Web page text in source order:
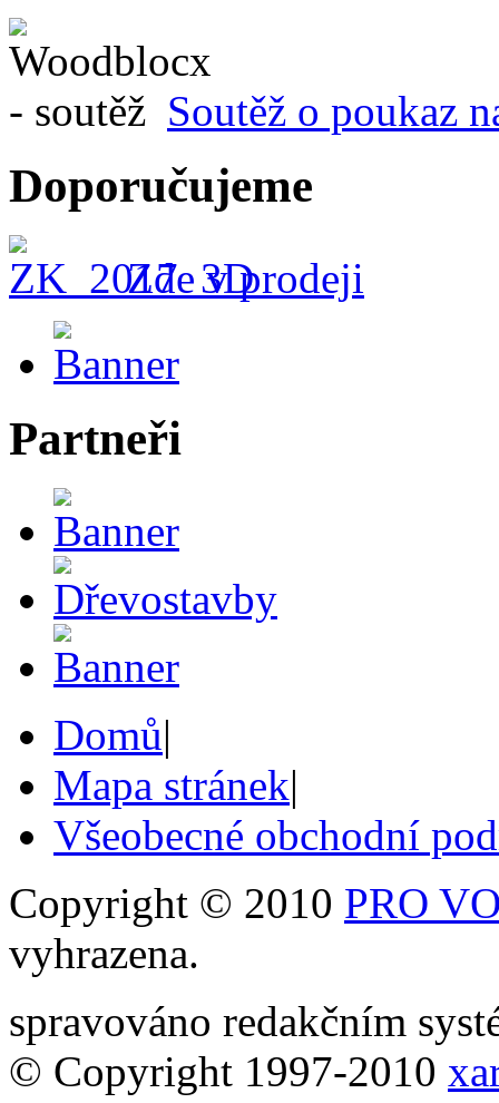
Soutěž o poukaz
Doporučujeme
Zde v prodeji
Partneři
Domů|
Mapa stránek|
Všeobecné obchodní
Copyright © 2010 PRO
vyhrazena.
spravováno redakčním
© Copyright 1997-2010